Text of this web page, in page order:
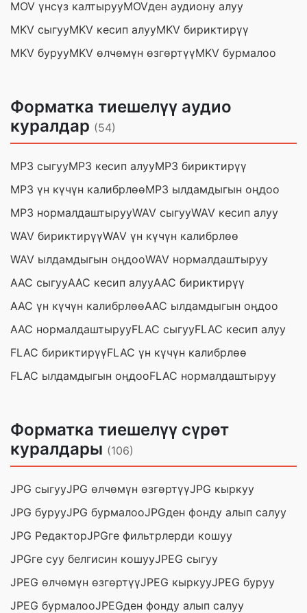
MOV үнсүз калтырууMOVден аудиону алуу
MKV сыгууMKV кесип алууMKV бириктирүү
MKV бурууMKV өлчөмүн өзгөртүүMKV бурмалоо
Форматка тиешелүү аудио
куралдар (54)
MP3 сыгууMP3 кесип алууMP3 бириктирүү
MP3 үн күчүн калибрлөөMP3 ылдамдыгын оңдоо
MP3 нормалдаштырууWAV сыгууWAV кесип алуу
WAV бириктирүүWAV үн күчүн калибрлөө
WAV ылдамдыгын оңдооWAV нормалдаштыруу
AAC сыгууAAC кесип алууAAC бириктирүү
AAC үн күчүн калибрлөөAAC ылдамдыгын оңдоо
AAC нормалдаштырууFLAC сыгууFLAC кесип алуу
FLAC бириктирүүFLAC үн күчүн калибрлөө
FLAC ылдамдыгын оңдооFLAC нормалдаштыруу
Форматка тиешелүү сүрөт
куралдары (106)
JPG сыгууJPG өлчөмүн өзгөртүүJPG кыркуу
JPG бурууJPG бурмалооJPGден фонду алып салуу
JPG РедакторJPGге фильтрлерди кошуу
JPGге суу белгисин кошууJPEG сыгуу
JPEG өлчөмүн өзгөртүүJPEG кыркууJPEG буруу
JPEG бурмалооJPEGден фонду алып салуу